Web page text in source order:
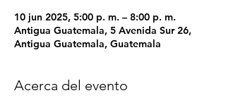
10 jun 2025, 5:00 p. m. – 8:00 p. m.
Antigua Guatemala, 5 Avenida Sur 26,
Antigua Guatemala, Guatemala
Acerca del evento